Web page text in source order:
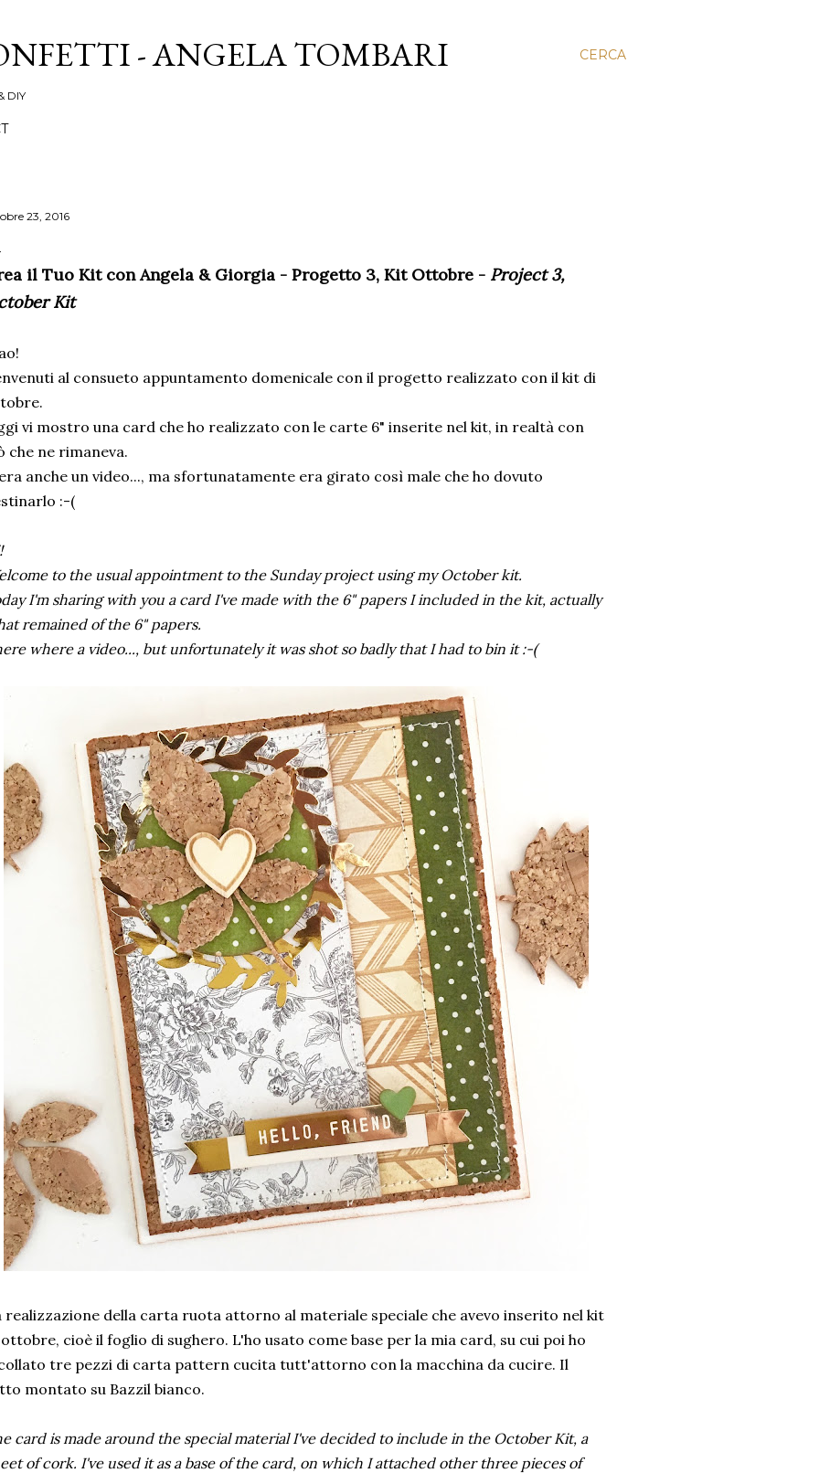
CERCA
- ANGELA TOMBARI
DIY
23, 2016
il Tuo Kit con Angela & Giorgia - Progetto 3, Kit Ottobre - Project 3,
Kit
al consueto appuntamento domenicale con il progetto realizzato con il kit di
vi mostro una card che ho realizzato con le carte 6" inserite nel kit, in realtà con
che ne rimaneva.
anche un video..., ma sfortunatamente era girato così male che ho dovuto
:-(
to the usual appointment to the Sunday project using my October kit.
I'm sharing with you a card I've made with the 6" papers I included in the kit, actually
remained of the 6" papers.
where a video..., but unfortunately it was shot so badly that I had to bin it :-(
realizzazione della carta ruota attorno al materiale speciale che avevo inserito nel kit
cioè il foglio di sughero. L'ho usato come base per la mia card, su cui poi ho
tre pezzi di carta pattern cucita tutt'attorno con la macchina da cucire. Il
montato su Bazzil bianco.
card is made around the special material I've decided to include in the October Kit, a
of cork. I've used it as a base of the card, on which I attached other three pieces of